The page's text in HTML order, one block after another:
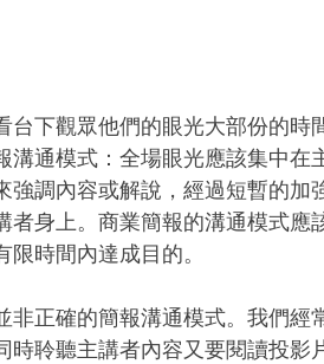
台下觀眾他們的眼光大部份的時
溝通模式：全場眼光應該集中在
強調內容或解說，經過短暫的加
者身上。商業簡報的溝通模式應
時間內達成目的。
非正確的簡報溝通模式。我們經
時聆聽主講者內容又要閱讀投影